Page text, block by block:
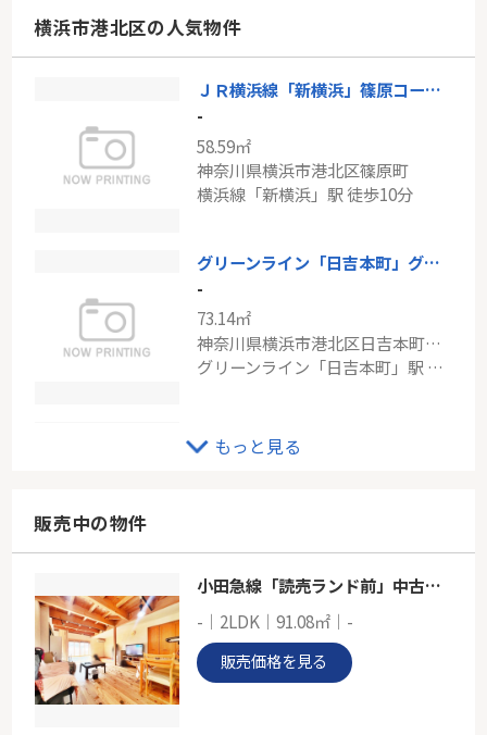
神奈川県川崎市麻生区白山５丁目
65.99㎡
神奈川県厚木市妻田東１丁目
横浜市港北区の人気物件
ＪＲ横浜線「新横浜」篠原コーポラスD棟
-
58.59㎡
神奈川県横浜市港北区篠原町
横浜線「新横浜」駅 徒歩10分
グリーンライン「日吉本町」グランノエル日吉本町
-
73.14㎡
神奈川県横浜市港北区日吉本町３丁目
グリーンライン「日吉本町」駅 徒歩5分
-
-
95.24㎡
もっと見る
販売中の物件
小田急線「読売ランド前」中古戸建
-｜2LDK｜91.08㎡｜-
販売価格を見る